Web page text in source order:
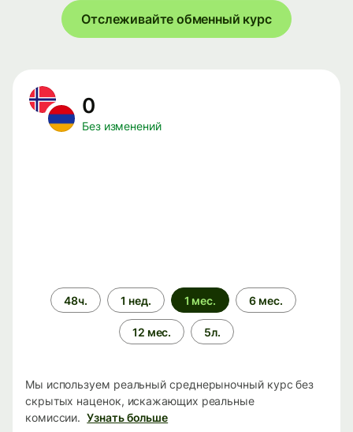
Отслеживайте обменный курс
0
Без изменений
Период
времени
48ч. 1 нед. 1 мес. 6 мес.
12 мес. 5л.
Мы используем реальный среднерыночный курс без
скрытых наценок, искажающих реальные
комиссии. Узнать больше